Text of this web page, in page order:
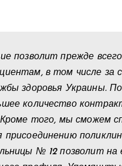
позволит прежде
в том числе за
здоровья Украины.
количество
того, мы сможем
присоединению
№ 12 позволит